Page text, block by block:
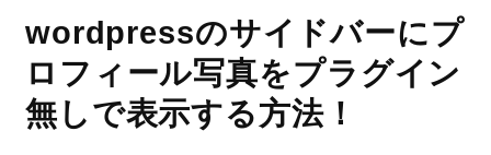
wordpressのサイドバーにプ
ロフィール写真をプラグイン
無しで表示する方法！